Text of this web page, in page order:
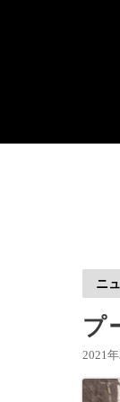
ニ
プ
2021